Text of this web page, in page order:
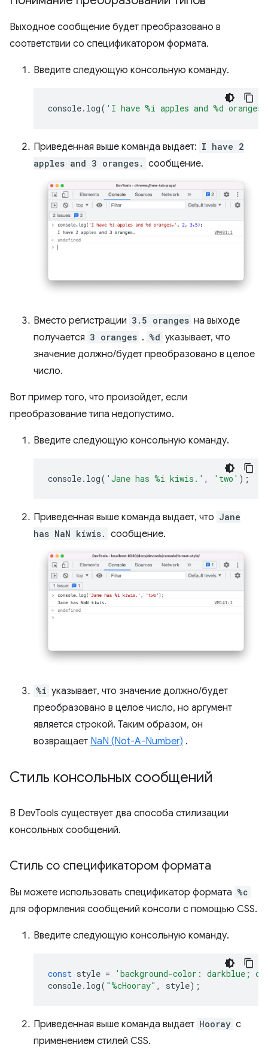
Выходное сообщение будет преобразовано в
соответствии со спецификатором формата.
Введите следующую консольную команду.
console. log( 'I have %i apples and %d
Приведенная выше команда выдает: I have 2
apples and 3 oranges. сообщение.
Вместо регистрации 3.5 oranges на выходе
получается 3 oranges . %d указывает, что
значение должно/будет преобразовано в целое
число.
Вот пример того, что произойдет, если
преобразование типа недопустимо.
Введите следующую консольную команду.
console. log( 'Jane has %i kiwis.' , 'two' );
Приведенная выше команда выдает, что Jane
has NaN kiwis. сообщение.
%i указывает, что значение должно/будет
преобразовано в целое число, но аргумент
является строкой. Таким образом, он
возвращает NaN (Not-A-Number) .
Стиль консольных сообщений
В DevTools существует два способа стилизации
консольных сообщений.
Стиль со спецификатором формата
Вы можете использовать спецификатор формата %c
для оформления сообщений консоли с помощью CSS.
Введите следующую консольную команду.
const style =
'background-color:
console. log( "%cHooray" , style);
Приведенная выше команда выдает Hooray с
применением стилей CSS.